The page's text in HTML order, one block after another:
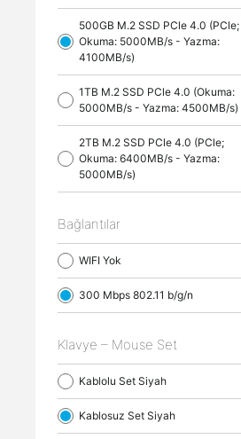
500GB M.2 SSD PCle 4.0 (PCle;
Okuma: 5000MB/s - Yazma:
4100MB/s)
1TB M.2 SSD PCle 4.0 (Okuma:
5000MB/s - Yazma: 4500MB/s)
2TB M.2 SSD PCle 4.0 (PCle;
Okuma: 6400MB/s - Yazma:
5000MB/s)
Bağlantılar
WIFI Yok
300 Mbps 802.11 b/g/n
Klavye – Mouse Set
Kablolu Set Siyah
Kablosuz Set Siyah